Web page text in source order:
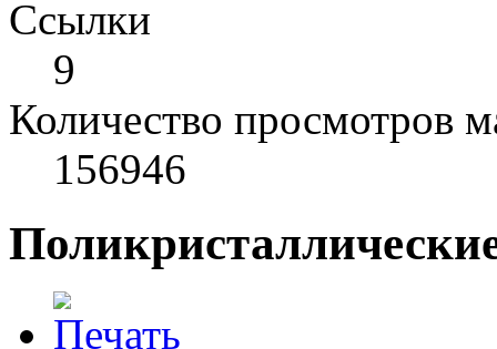
Cсылки
9
Количество просмотров
156946